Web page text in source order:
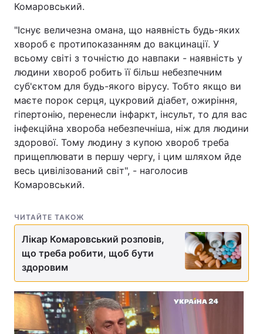
Комаровський.
"Існує величезна омана, що наявність будь-яких
хвороб є протипоказанням до вакцинації. У
всьому світі з точністю до навпаки - наявність у
людини хвороб робить її більш небезпечним
суб'єктом для будь-якого вірусу. Тобто якщо ви
маєте порок серця, цукровий діабет, ожиріння,
гіпертонію, перенесли інфаркт, інсульт, то для вас
інфекційна хвороба небезпечніша, ніж для людини
здорової. Тому людину з купою хвороб треба
прищеплювати в першу чергу, і цим шляхом йде
весь цивілізований світ", - наголосив
Комаровський.
ЧИТАЙТЕ ТАКОЖ
Лікар Комаровський розповів,
що треба робити, щоб бути
здоровим